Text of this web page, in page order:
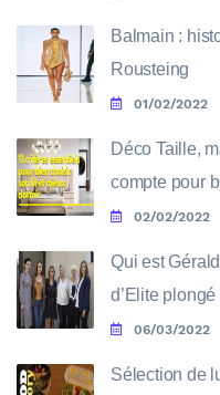
Balmain :
Rousteing
01/02/2022
Déco Taille,
compte pour
02/02/2022
Qui est
d’Elite
06/03/2022
Sélection de